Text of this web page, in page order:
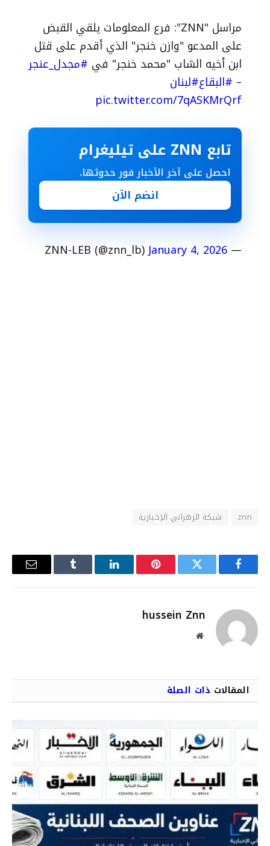
مراسل "ZNN": فرع المعلومات يلقي القبض
على المدعو "وازن خنجر" الذي أقدم على قتل
ابن أخيه الشاب "محمد خنجر" في #مجدل_عنجر
– #البقاع#لبنان
pic.twitter.com/7qASKMrQrf
تابع ZNN على تيليغرام
احصل على آخر الأخبار فور حدوثها.
انضم الآن
— ZNN-LEB (@znn_lb)
January 4, 2026
znn شبكة الزهراني الإخبارية
فيسبوك تويتر بينتيريستلينكدإن Tumblr
البريد
hussein Znn
موقع
المقالات ذات الصلة